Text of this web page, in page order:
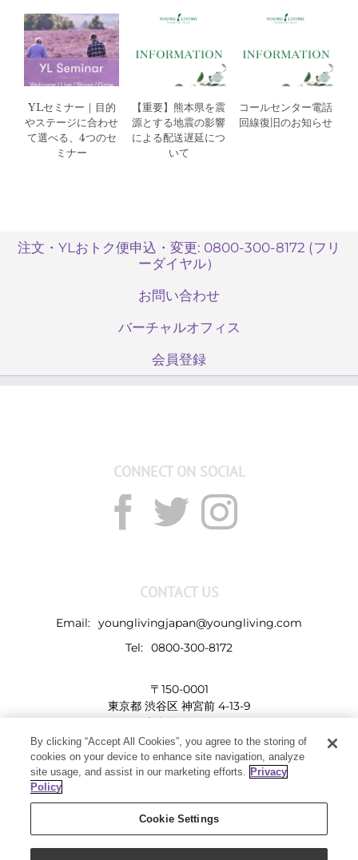
YLセミナー｜目的
やステージに合わせ
て選べる、4つのセ
ミナー
【重要】熊本県を震
源とする地震の影響
による配送遅延につ
いて
コールセンター電話
回線復旧のお知らせ
注文・YLおトク便申込・変更: 0800-300-8172 (フリ
ーダイヤル）
お問い合わせ
バーチャルオフィス
会員登録
CONNECT ON SOCIAL
CONTACT US
Email: younglivingjapan@youngliving.com
Tel: 0800-300-8172
〒150-0001
東京都 渋谷区 神宮前 4-13-9
表参道LHビル
By clicking “Accept All Cookies”, you agree to the storing of
cookies on your device to enhance site navigation, analyze
site usage, and assist in our marketing efforts. Privacy
Policy
Cookie Settings